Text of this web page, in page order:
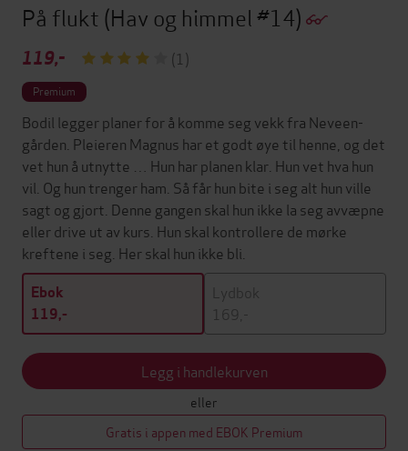
På flukt (Hav og himmel #14)
119,- (1)
Premium
Bodil legger planer for å komme seg vekk fra Neveen­
gården. Pleieren Magnus har et godt øye til henne, og det
vet hun å utnytte … Hun har planen klar. Hun vet hva hun
vil. Og hun trenger ham. Så får hun bite i seg alt hun ville
sagt og gjort. Denne gangen skal hun ikke la seg avvæpne
eller drive ut av kurs. Hun skal kontrollere de mørke
kreftene i seg. Her skal hun ikke bli.
Ebok
119,-
Lydbok
169,-
Legg i handlekurven
eller
Gratis i appen med EBOK Premium